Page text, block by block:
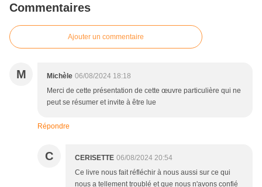
Commentaires
Ajouter un commentaire
M Michèle 06/08/2024 18:18
Merci de cette présentation de cette œuvre particulière qui ne
peut se résumer et invite à être lue
Répondre
C CERISETTE 06/08/2024 20:54
Ce livre nous fait réfléchir à nous aussi sur ce qui
nous a tellement troublé et que nous n'avons confié